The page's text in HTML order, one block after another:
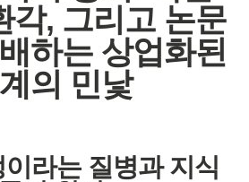
각, 그리고 논문
하는 상업화된
의 민낯
라는 질병과 지식